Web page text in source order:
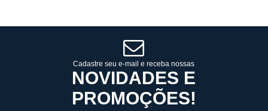
10 x de R$ 255,09 10 x de R$ 255,09
Cadastre seu e-mail e receba nossas
NOVIDADES E
PROMOÇÕES!